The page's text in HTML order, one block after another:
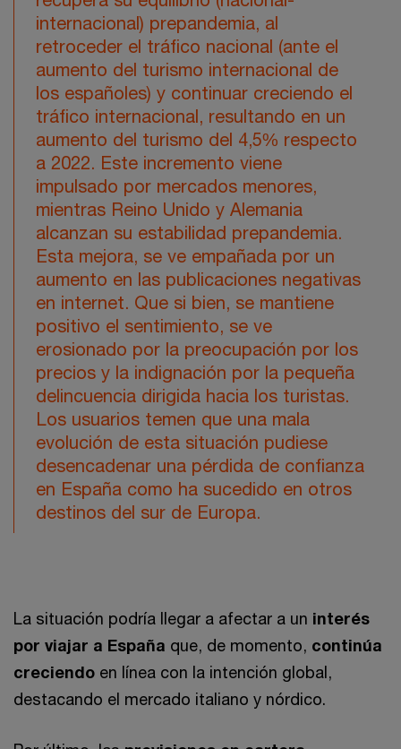
internacional) prepandemia, al
retroceder el tráfico nacional (ante el
aumento del turismo internacional de
los españoles) y continuar creciendo el
tráfico internacional, resultando en un
aumento del turismo del 4,5% respecto
a 2022. Este incremento viene
impulsado por mercados menores,
mientras Reino Unido y Alemania
alcanzan su estabilidad prepandemia.
Esta mejora, se ve empañada por un
aumento en las publicaciones negativas
en internet. Que si bien, se mantiene
positivo el sentimiento, se ve
erosionado por la preocupación por los
precios y la indignación por la pequeña
delincuencia dirigida hacia los turistas.
Los usuarios temen que una mala
evolución de esta situación pudiese
desencadenar una pérdida de confianza
en España como ha sucedido en otros
destinos del sur de Europa.
La situación podría llegar a afectar a un interés
por viajar a España que, de momento, continúa
creciendo en línea con la intención global,
destacando el mercado italiano y nórdico.